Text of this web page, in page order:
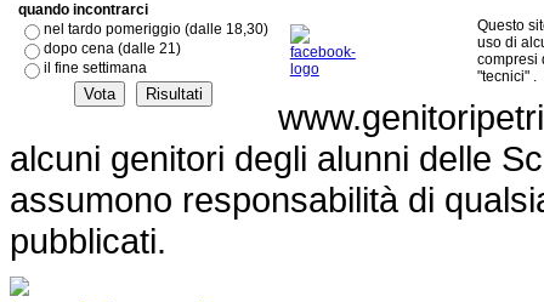
quando incontrarci
nel tardo pomeriggio (dalle 18,30)
dopo cena (dalle 21)
il fine settimana
Questo
uso di
compresi
"tecnici" .
alcuni genitori degli alunni delle
assumono responsabilità di
pubblicati.